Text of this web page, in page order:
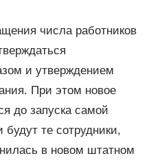
числа работников
и утверждением
При этом новое
до запуска самой
те сотрудники,
в новом штатном